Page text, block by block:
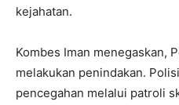
kejahatan.
Kombes Iman menegaskan,
melakukan penindakan.
pencegahan melalui patroli